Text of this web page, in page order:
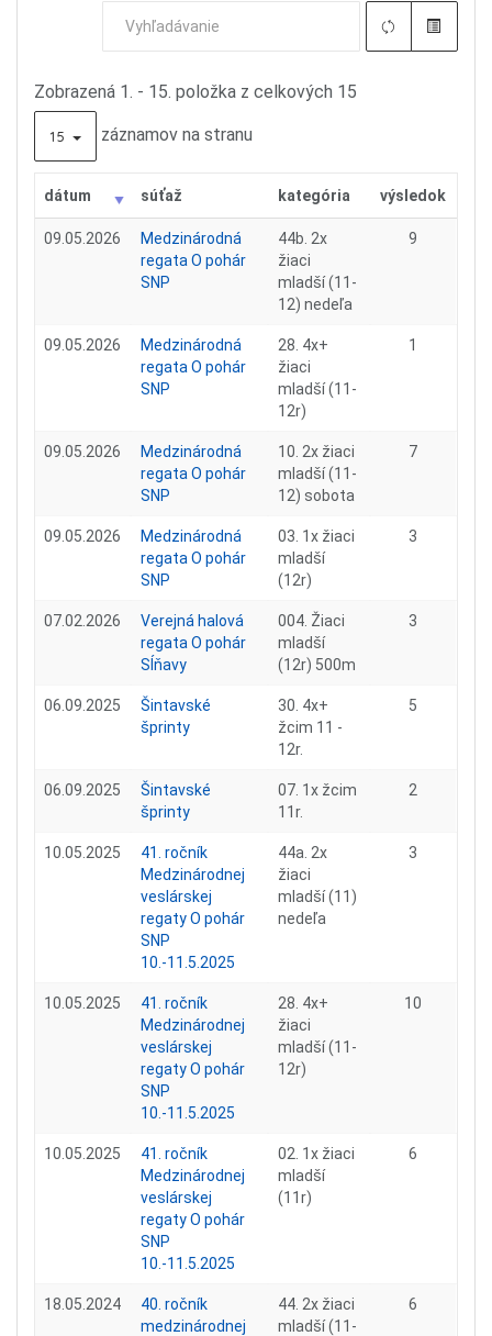
Zobrazená 1. - 15. položka z celkových 15
15 záznamov na stranu
dátum súťaž kategória výsledok
09.05.2026
Medzinárodná
regata O pohár
SNP
44b. 2x
žiaci
mladší (11-
12) nedeľa
9
09.05.2026
Medzinárodná
regata O pohár
SNP
28. 4x+
žiaci
mladší (11-
12r)
1
09.05.2026
Medzinárodná
regata O pohár
SNP
10. 2x žiaci
mladší (11-
12) sobota
7
09.05.2026
Medzinárodná
regata O pohár
SNP
03. 1x žiaci
mladší
(12r)
3
07.02.2026
Verejná halová
regata O pohár
Sĺňavy
004. Žiaci
mladší
(12r) 500m
3
06.09.2025
Šintavské
šprinty
30. 4x+
žcim 11 -
12r.
5
06.09.2025
Šintavské
šprinty
07. 1x žcim
11r.
2
10.05.2025
41. ročník
Medzinárodnej
veslárskej
regaty O pohár
SNP
10.-11.5.2025
44a. 2x
žiaci
mladší (11)
nedeľa
3
10.05.2025
41. ročník
Medzinárodnej
veslárskej
regaty O pohár
SNP
10.-11.5.2025
28. 4x+
žiaci
mladší (11-
12r)
10
10.05.2025
41. ročník
Medzinárodnej
veslárskej
regaty O pohár
SNP
10.-11.5.2025
02. 1x žiaci
mladší
(11r)
6
18.05.2024
40. ročník
medzinárodnej
44. 2x žiaci
mladší (11-
6